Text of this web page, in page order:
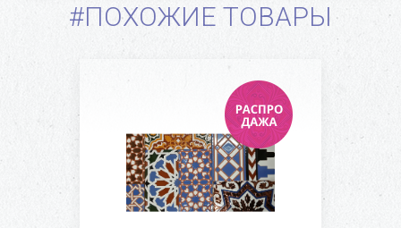
#ПОХОЖИЕ ТОВАРЫ